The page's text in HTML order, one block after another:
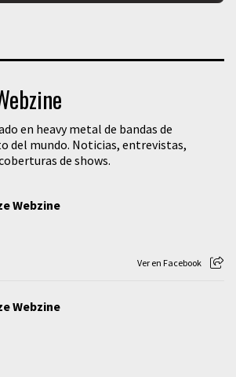
en heavy metal de bandas de
del mundo. Noticias, entrevistas,
de shows.
Webzine
Ver en Facebook
Webzine